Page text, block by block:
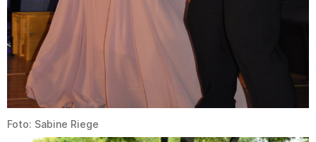
Foto: Sabine Riege